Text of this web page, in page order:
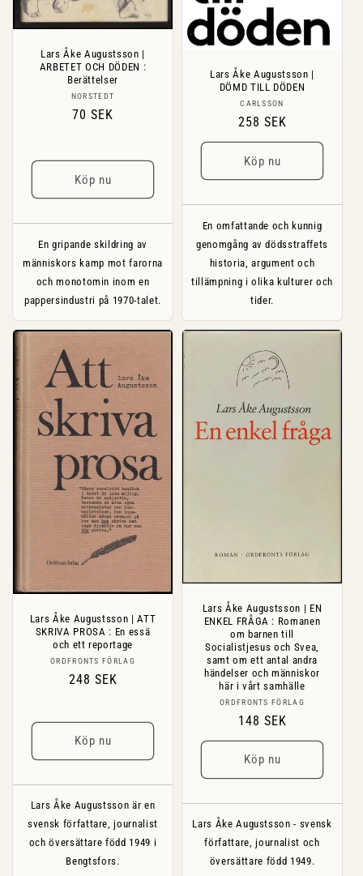
Lars Åke Augustsson |
ARBETET OCH DÖDEN :
Berättelser
Säljare:
NORSTEDT
Ordinarie
70 SEK
Köp nu
En gripande skildring av
människors kamp mot farorna
och monotomin inom en
pappersindustri på 1970-talet.
Lars Åke Augustsson |
DÖMD TILL DÖDEN
Säljare:
CARLSSON
Ordinarie
pris
258 SEK
Köp nu
En omfattande och kunnig
genomgång av dödsstraffets
historia, argument och
tillämpning i olika kulturer och
tider.
Lars Åke Augustsson | ATT
SKRIVA PROSA : En essä
och ett reportage
Säljare:
ORDFRONTS FÖRLAG
Ordinarie
248 SEK
Köp nu
Lars Åke Augustsson är en
svensk författare, journalist
och översättare född 1949 i
Bengtsfors.
Lars Åke Augustsson | EN
ENKEL FRÅGA : Romanen
om barnen till
Socialistjesus och Svea,
samt om ett antal andra
händelser och människor
här i vårt samhälle
Säljare:
ORDFRONTS FÖRLAG
Ordinarie
pris
148 SEK
Köp nu
Lars Åke Augustsson - svensk
författare, journalist och
översättare född 1949.